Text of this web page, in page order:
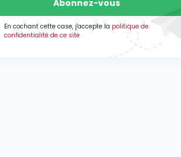
En cochant cette case, j'accepte la politique de
confidentialité de ce site